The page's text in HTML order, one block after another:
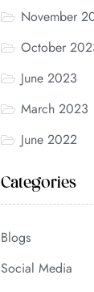
November
October
June 2023
March 2023
June 2022
Categories
Blogs
Social Media